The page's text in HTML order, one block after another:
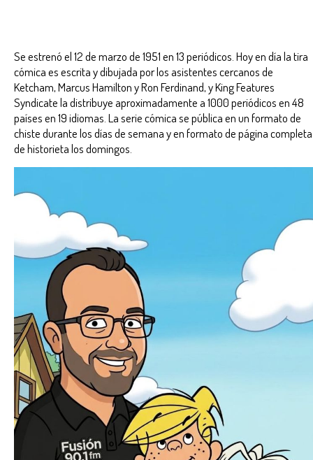
Se estrenó el 12 de marzo de 1951 en 13 periódicos. Hoy en día la tira
cómica es escrita y dibujada por los asistentes cercanos de
Ketcham, Marcus Hamilton y Ron Ferdinand, y King Features
Syndicate la distribuye aproximadamente a 1000 periódicos en 48
países en 19 idiomas. La serie cómica se pública en un formato de
chiste durante los días de semana y en formato de página completa
de historieta los domingos.